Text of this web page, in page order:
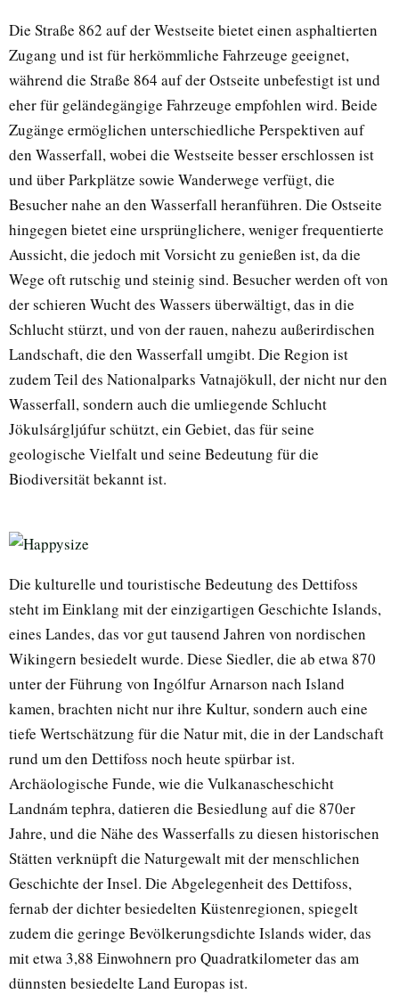
Die Straße 862 auf der Westseite bietet einen asphaltierten
Zugang und ist für herkömmliche Fahrzeuge geeignet,
während die Straße 864 auf der Ostseite unbefestigt ist und
eher für geländegängige Fahrzeuge empfohlen wird. Beide
Zugänge ermöglichen unterschiedliche Perspektiven auf
den Wasserfall, wobei die Westseite besser erschlossen ist
und über Parkplätze sowie Wanderwege verfügt, die
Besucher nahe an den Wasserfall heranführen. Die Ostseite
hingegen bietet eine ursprünglichere, weniger frequentierte
Aussicht, die jedoch mit Vorsicht zu genießen ist, da die
Wege oft rutschig und steinig sind. Besucher werden oft von
der schieren Wucht des Wassers überwältigt, das in die
Schlucht stürzt, und von der rauen, nahezu außerirdischen
Landschaft, die den Wasserfall umgibt. Die Region ist
zudem Teil des Nationalparks Vatnajökull, der nicht nur den
Wasserfall, sondern auch die umliegende Schlucht
Jökulsárgljúfur schützt, ein Gebiet, das für seine
geologische Vielfalt und seine Bedeutung für die
Biodiversität bekannt ist.
Die kulturelle und touristische Bedeutung des Dettifoss
steht im Einklang mit der einzigartigen Geschichte Islands,
eines Landes, das vor gut tausend Jahren von nordischen
Wikingern besiedelt wurde. Diese Siedler, die ab etwa 870
unter der Führung von Ingólfur Arnarson nach Island
kamen, brachten nicht nur ihre Kultur, sondern auch eine
tiefe Wertschätzung für die Natur mit, die in der Landschaft
rund um den Dettifoss noch heute spürbar ist.
Archäologische Funde, wie die Vulkanascheschicht
Landnám tephra, datieren die Besiedlung auf die 870er
Jahre, und die Nähe des Wasserfalls zu diesen historischen
Stätten verknüpft die Naturgewalt mit der menschlichen
Geschichte der Insel. Die Abgelegenheit des Dettifoss,
fernab der dichter besiedelten Küstenregionen, spiegelt
zudem die geringe Bevölkerungsdichte Islands wider, das
mit etwa 3,88 Einwohnern pro Quadratkilometer das am
dünnsten besiedelte Land Europas ist.